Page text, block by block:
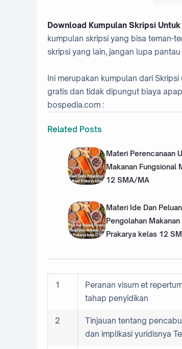
Download Kumpulan Skripsi
kumpulan skripsi yang bisa teman-
skripsi yang lain, jangan lupa
Ini merupakan kumpulan dari
gratis dan tidak dipungut biaya
bospedia.com :
Related Posts
Materi Perencanaan
Makanan Fungsional
12 SMA/MA
Materi Ide Dan
Pengolahan
Prakarya kelas 12
1
Peranan visum et
tahap penyidikan
2
Tinjauan tentang
dan implikasi yuridisnya